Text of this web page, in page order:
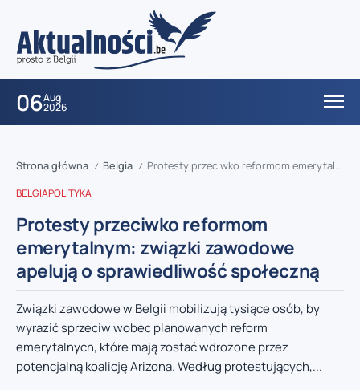
06Aug
2026
Strona główna / Belgia / Protesty przeciwko reformom emerytalnym: związki zawodowe apelują o sprawiedliwość społeczną
BELGIAPOLITYKA
Protesty przeciwko reformom
emerytalnym: związki zawodowe
apelują o sprawiedliwość społeczną
Związki zawodowe w Belgii mobilizują tysiące osób, by
wyrazić sprzeciw wobec planowanych reform
emerytalnych, które mają zostać wdrożone przez
potencjalną koalicję Arizona. Według protestujących,...